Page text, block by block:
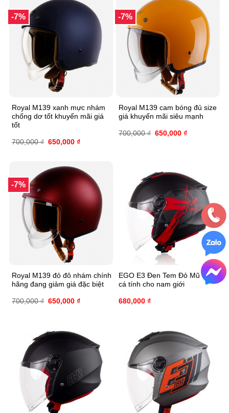
-7%
Royal M139 xanh mực nhám
chống dơ tốt khuyến mãi giá
tốt
700,000₫ 650,000₫
-7%
Royal M139 cam bóng đủ size
giá khuyến mãi siêu mạnh
700,000₫ 650,000₫
-7%
Royal M139 đỏ đô nhám chính
hãng đang giảm giá đặc biệt
700,000₫ 650,000₫
EGO E3 Đen Tem Đỏ Mũ 3/4
cá tính cho nam giới
680,000 ₫